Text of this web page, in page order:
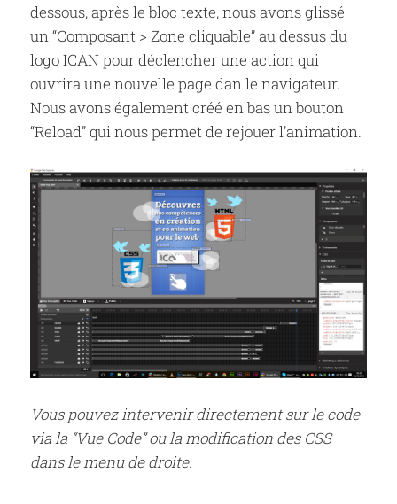
dessous, après le bloc texte, nous avons glissé
un “Composant > Zone cliquable” au dessus du
logo ICAN pour déclencher une action qui
ouvrira une nouvelle page dan le navigateur.
Nous avons également créé en bas un bouton
“Reload” qui nous permet de rejouer l’animation.
Vous pouvez intervenir directement sur le code
via la “Vue Code” ou la modification des CSS
dans le menu de droite.